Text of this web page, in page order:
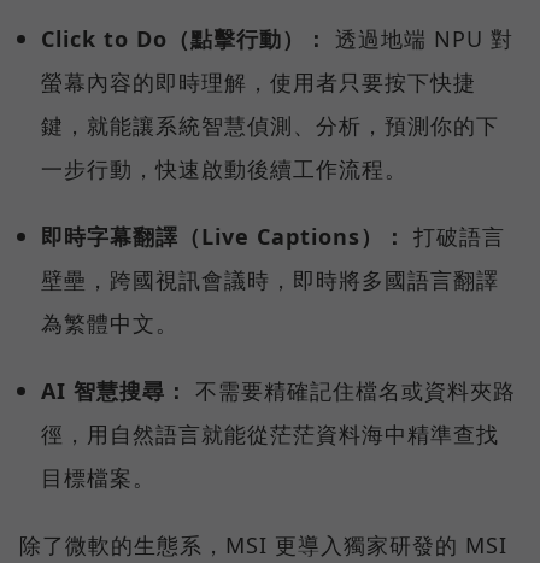
Click to Do（點擊行動）： 透過地端 NPU 對
螢幕內容的即時理解，使用者只要按下快捷
鍵，就能讓系統智慧偵測、分析，預測你的下
一步行動，快速啟動後續工作流程。
即時字幕翻譯（Live Captions）： 打破語言
壁壘，跨國視訊會議時，即時將多國語言翻譯
為繁體中文。
AI 智慧搜尋： 不需要精確記住檔名或資料夾路
徑，用自然語言就能從茫茫資料海中精準查找
目標檔案。
除了微軟的生態系，MSI 更導入獨家研發的 MSI